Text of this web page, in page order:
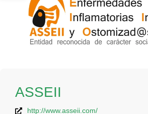
ASSEII
http://www.asseii.com/